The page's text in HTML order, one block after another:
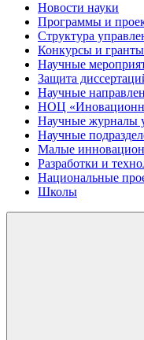
Новости науки
Программы и
Структура
Конкурсы и гранты
Научные
Защита
Научные
НОЦ
Научные журналы
Научные
Малые
Разработки и
Национальные
Школы